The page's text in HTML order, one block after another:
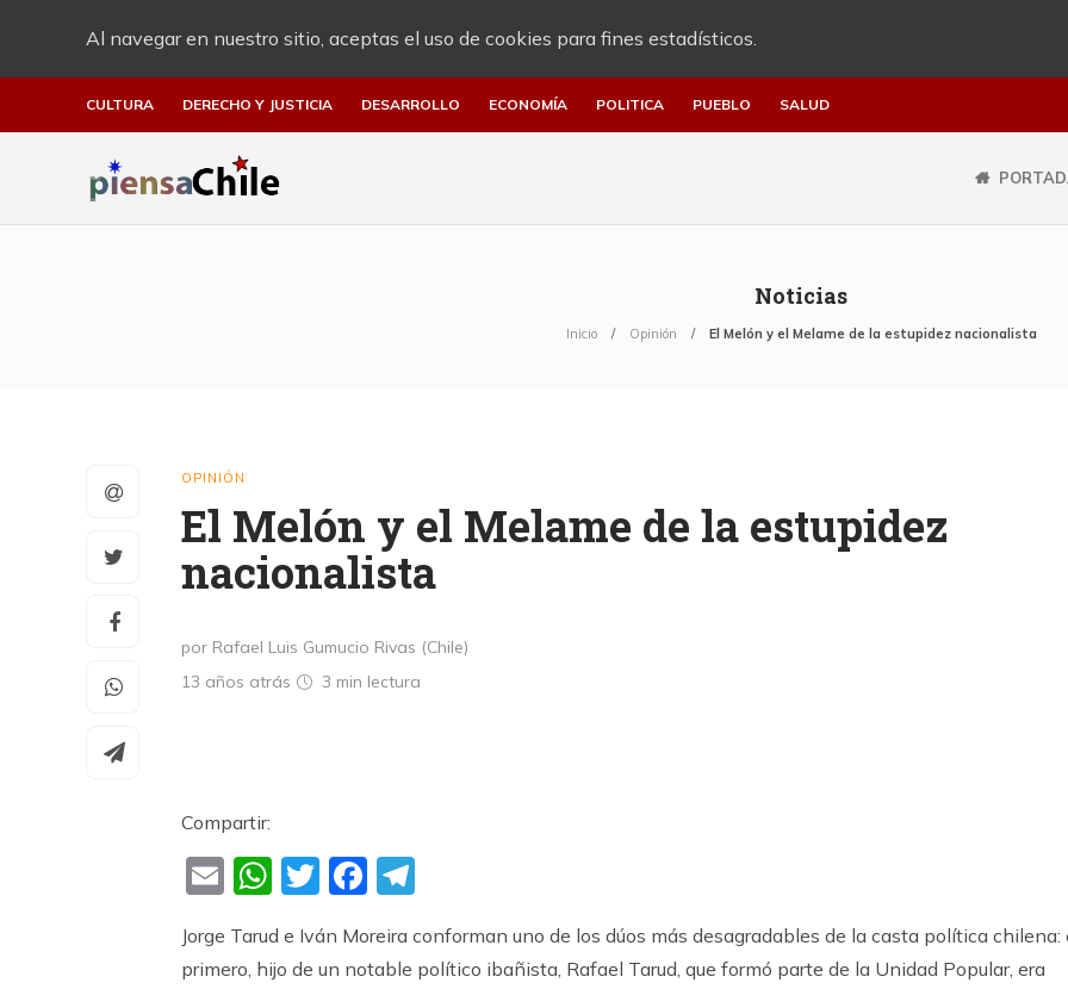
Al navegar en nuestro sitio, aceptas el uso de cookies para fines estadísticos.
CULTURA DERECHO Y JUSTICIA DESARROLLO ECONOMÍA POLITICA PUEBLO SALUD
Noticias
Inicio Opinión El Melón y el Melame de la estupidez nacionalista
OPINIÓN
El Melón y el Melame de la estupidez
nacionalista
por Rafael Luis Gumucio Rivas (Chile)
13 años atrás
3 min lectura
Compartir:
EmailWhatsApp
TwitterFacebook
Jorge Tarud e Iván Moreira conforman uno de los dúos más desagradables de la casta política chilena:
primero, hijo de un notable político ibañista, Rafael Tarud, que formó parte de la Unidad Popular, era